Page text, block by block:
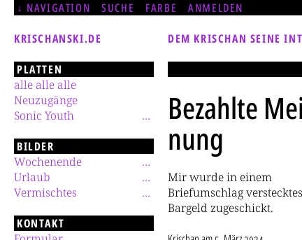
NAVIGATION SUCHE FARBE ANMELDEN
KRISCHANSKI.DE DEM KRISCHAN SEINE
Bezahlte Mei
nung
Mir wurde in einem
Briefumschlag verstecktes
Bargeld zugeschickt.
PLATTEN
alle alle alle
Neuzugänge
Sonic Youth
BILDER
Wochenende
Urlaub
Vermischtes
KONTAKT